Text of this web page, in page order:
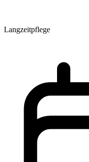
Langzeitpflege